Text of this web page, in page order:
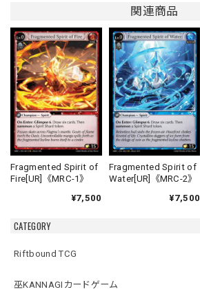
CATEGORY
Riftbound TCG
巫KANNAGIカードゲーム
関連商品
Fragmented Spirit of
Fire[UR]《MRC-1》
¥7,500
Fragmented Spirit of
Water[UR]《MRC-2》
¥7,500